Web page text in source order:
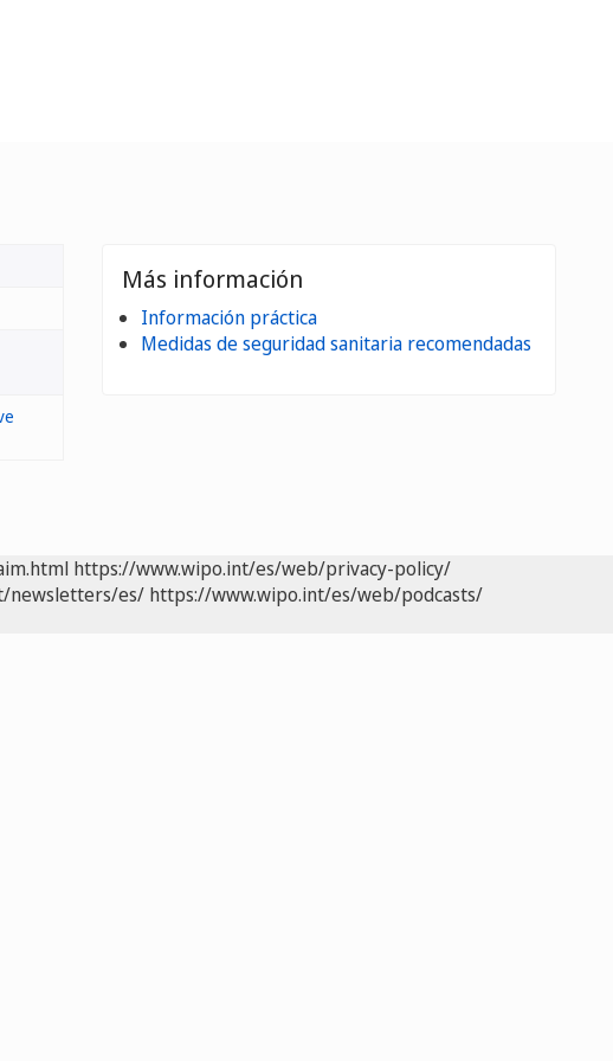
Más información
Información práctica
Medidas de seguridad sanitaria recomendadas
https://www.wipo.int/es/web/privacy-policy/
newsletters/es/ https://www.wipo.int/es/web/podcasts/